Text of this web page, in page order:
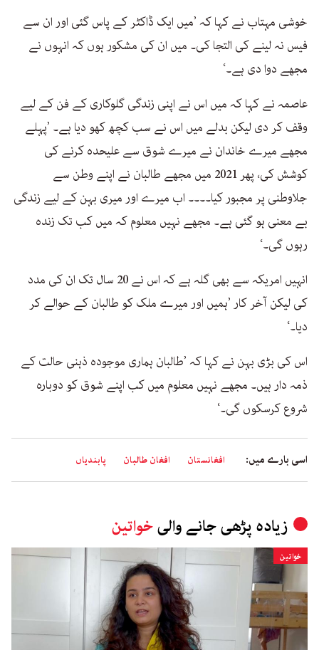
خوشی مہتاب نے کہا کہ ’میں ایک ڈاکٹر کے پاس گئی اور ان سے
فیس نہ لینے کی التجا کی۔ میں ان کی مشکور ہوں کہ انہوں نے
مجھے دوا دی ہے۔‘
عاصمہ نے کہا کہ میں اس نے اپنی زندگی گلوکاری کے فن کے لیے
وقف کر دی لیکن بدلے میں اس نے سب کچھ کھو دیا ہے۔ ’پہلے
مجھے میرے خاندان نے میرے شوق سے علیحدہ کرنے کی
کوشش کی، پھر 2021 میں مجھے طالبان نے اپنے وطن سے
جلاوطنی پر مجبور کیا۔۔۔۔ اب میرے اور میری بہن کے لیے زندگی
بے معنی ہو گئی ہے۔ مجھے نہیں معلوم کہ میں کب تک زندہ
رہوں گی۔‘
انہیں امریکہ سے بھی گلہ ہے کہ اس نے 20 سال تک ان کی مدد
کی لیکن آخر کار ’ہمیں اور میرے ملک کو طالبان کے حوالے کر
دیا۔‘
اس کی بڑی بہن نے کہا کہ ’طالبان ہماری موجودہ ذہنی حالت کے
ذمہ دار ہیں۔ مجھے نہیں معلوم میں کب اپنے شوق کو دوبارہ
شروع کرسکوں گی۔‘
اسی بارے میں: افغانستان افغان طالبان پابندیاں
زیادہ پڑھی جانے والیخواتین
خواتین